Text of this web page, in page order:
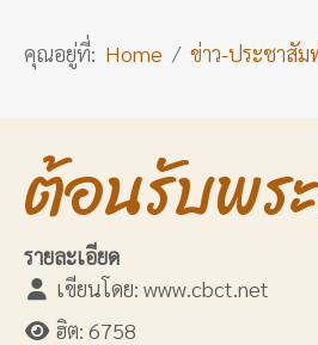
คุณอยู่ที่: Home ข่าว-ประชาสั
ต้อนรับพ
รายละเอียด
เขียนโดย: www.cbct.net
ฮิต: 6758